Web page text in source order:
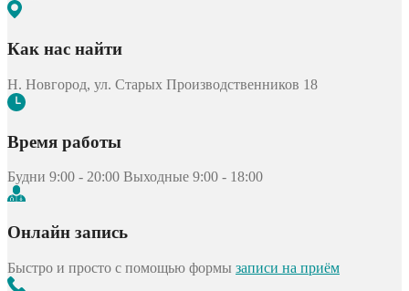
Как нас найти
Н. Новгород, ул. Старых Производственников 18
Время работы
Будни 9:00 - 20:00 Выходные 9:00 - 18:00
Онлайн запись
Быстро и просто с помощью формы записи на приём